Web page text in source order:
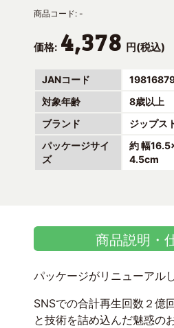
商品コード: -
価格: 4,378 円(税込)
JANコード
対象年齢
8歳以上
ブランド
ジップス
パッケージサイ
ズ
約 幅
4.5cm
商品説明・
パッケージがリニューアル
SNSでの合計再生回数２億
と技術を詰め込んだ魅惑の